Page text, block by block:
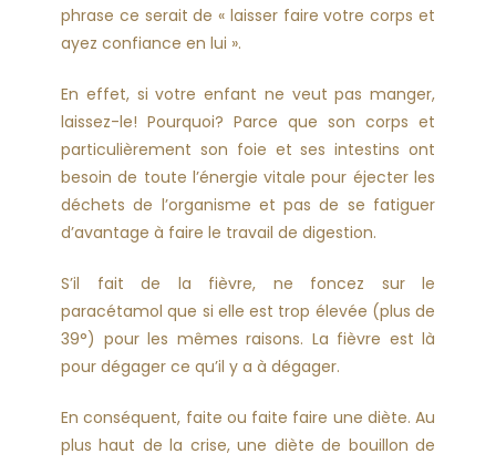
phrase ce serait de « laisser faire votre corps et
ayez confiance en lui ».
En effet, si votre enfant ne veut pas manger,
laissez-le! Pourquoi? Parce que son corps et
particulièrement son foie et ses intestins ont
besoin de toute l’énergie vitale pour éjecter les
déchets de l’organisme et pas de se fatiguer
d’avantage à faire le travail de digestion.
S’il fait de la fièvre, ne foncez sur le
paracétamol que si elle est trop élevée (plus de
39°) pour les mêmes raisons. La fièvre est là
pour dégager ce qu’il y a à dégager.
En conséquent, faite ou faite faire une diète. Au
plus haut de la crise, une diète de bouillon de